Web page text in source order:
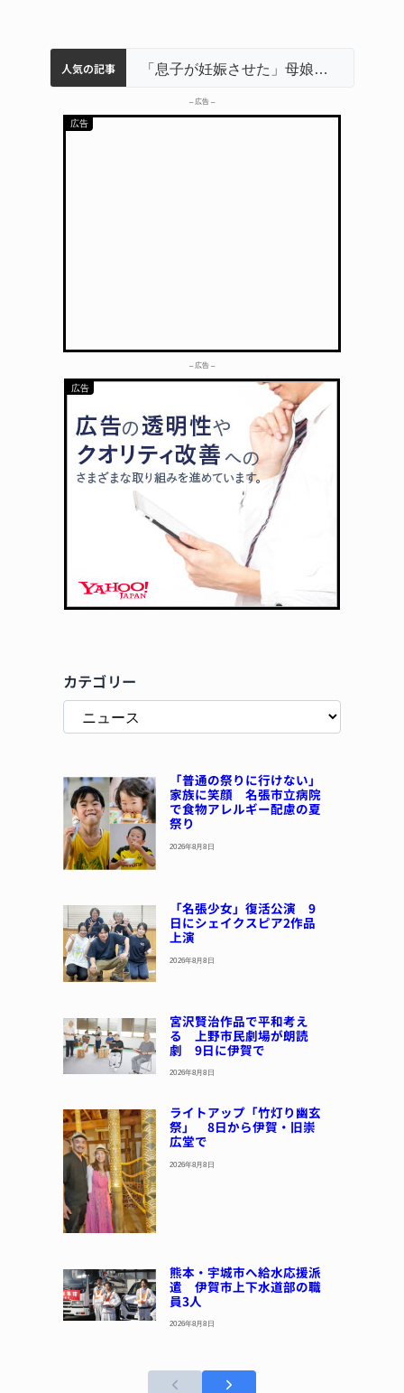
人気の記事
名張市水道料金47％値上げへ 答申案、審議会で大筋まとまる
中学校の陶壁モニュメント 地元建設会社がボランティアで清掃 伊賀
名張市立病院のDMAT、熊本地震の被災地へ 能登以来3回目の派遣 「息子が妊娠させた」母娘だまされ400万円詐欺被害 名張
– 広告 –
– 広告 –
カテゴリー
「普通の祭りに行けない」
家族に笑顔 名張市立病院
で食物アレルギー配慮の夏
祭り
2026年8月8日
「名張少女」復活公演 9
日にシェイクスピア2作品
上演
2026年8月8日
宮沢賢治作品で平和考え
る 上野市民劇場が朗読
劇 9日に伊賀で
2026年8月8日
ライトアップ「竹灯り幽玄
祭」 8日から伊賀・旧崇
広堂で
2026年8月8日
熊本・宇城市へ給水応援派
遣 伊賀市上下水道部の職
員3人
2026年8月8日